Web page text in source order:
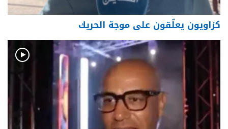
كزاويون يعلّقون على موجة الحريك